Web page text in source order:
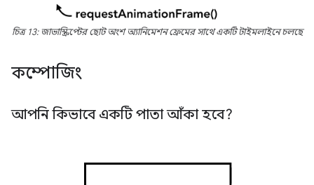
চিত্র 13: জাভাস্ক্রিপ্টের ছোট অংশ অ্যানিমেশন ফ্রেমের সাথে একটি টাইমলাইনে চলছে
কম্পোজিং
আপনি কিভাবে একটি পাতা আঁকা হবে?